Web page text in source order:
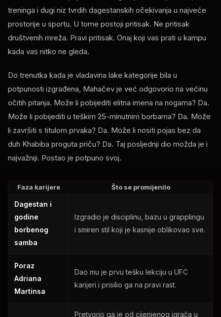
treninga i dugi niz tvrdih dagestanskih očekivanja u najveće
prostorije u sportu. U tome postoji pritisak. Ne pritisak
društvenih mreža. Pravi pritisak. Onaj koji vas prati u kampu
kada vas nitko ne gleda.
Do trenutka kada je vladavina lake kategorije bila u
potpunosti izgrađena, Mahačev je već odgovorio na većinu
očitih pitanja. Može li pobijediti elitna imena na nogama? Da.
Može li pobijediti u teškim 25-minutnim borbama? Da. Može
li završiti s titulom prvaka? Da. Može li nositi pojas bez da
duh Khabiba proguta priču? Da. Taj posljednji dio možda je i
najvažniji. Postao je potpuno svoj.
Faza karijere Što se promijenilo
Dagestan i
godine
borbenog
samba
Izgradio je disciplinu, bazu u grapplingu
i smiren stil koji je kasnije oblikovao sve.
Poraz
Adriana
Martinsa
Dao mu je prvu tešku lekciju u UFC
karijeri i prisilio ga na pravi rast.
Pretvorio ga je od cijenjenog igrača u